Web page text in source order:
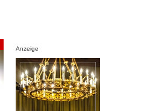
Anzeige